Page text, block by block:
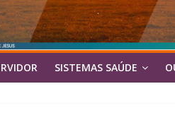
SISTEMAS SAÚDE